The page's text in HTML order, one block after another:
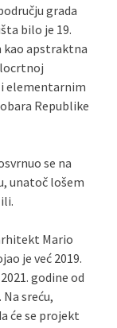
grada
bilo je 19.
kao apstraktna
elementarnim
Republike
se na
unatoč lošem
Mario
je već 2019.
godine od
sreću,
će se projekt